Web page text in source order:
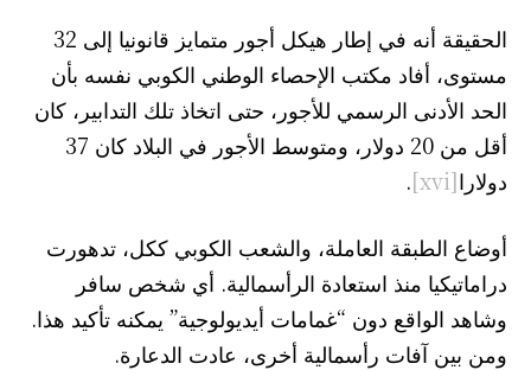
الحقيقة أنه في إطار هيكل أجور متمايز قانونيا إلى 32
مستوى، أفاد مكتب الإحصاء الوطني الكوبي نفسه بأن
الحد الأدنى الرسمي للأجور، حتى اتخاذ تلك التدابير، كان
أقل من 20 دولار، ومتوسط الأجور في البلاد كان 37
دولارا[xvi]
.
أوضاع الطبقة العاملة، والشعب الكوبي ككل، تدهورت
دراماتيكيا منذ استعادة الرأسمالية. أي شخص سافر
وشاهد الواقع دون “غمامات أيديولوجية” يمكنه تأكيد هذا.
ومن بين آفات رأسمالية أخرى، عادت الدعارة.